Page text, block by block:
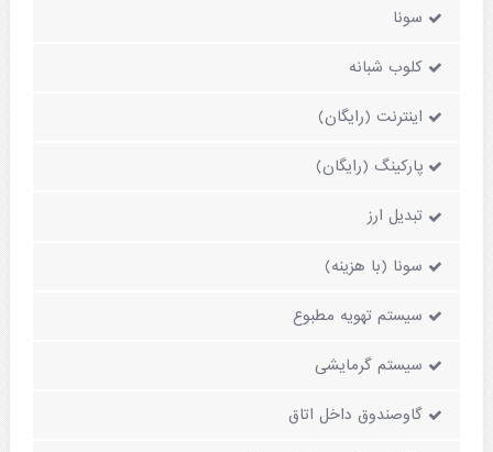
سونا
کلوب شبانه
اینترنت (رایگان)
پارکینگ (رایگان)
تبدیل ارز
سونا (با هزینه)
سیستم تهویه مطبوع
سیستم گرمایشی
گاوصندوق داخل اتاق